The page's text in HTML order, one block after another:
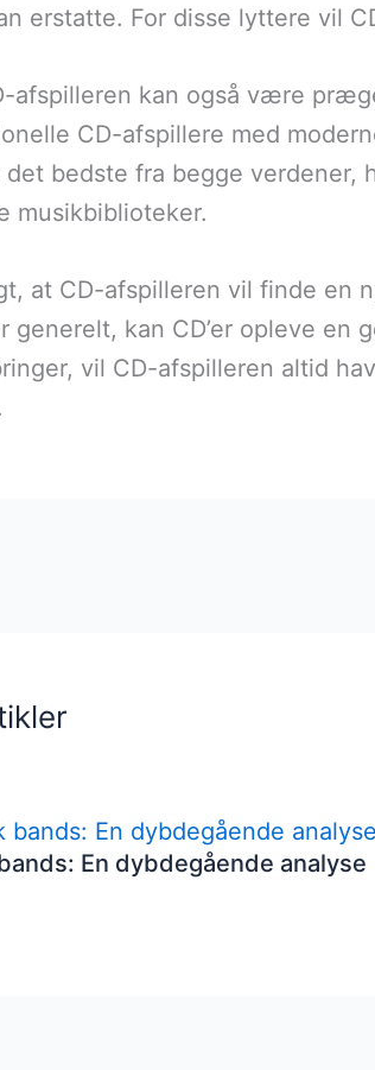
erstatte. For disse lyttere vil
afspilleren kan også være
CD-afspillere med
bedste fra begge verdener,
musikbiblioteker.
at CD-afspilleren vil finde en
generelt, kan CD’er opleve en
vil CD-afspilleren altid
En dybdegående analyse